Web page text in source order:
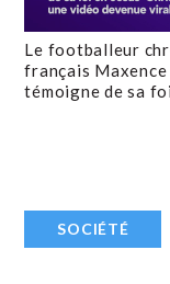
Le footballeur
français
témoigne de sa foi
SOCIÉTÉ